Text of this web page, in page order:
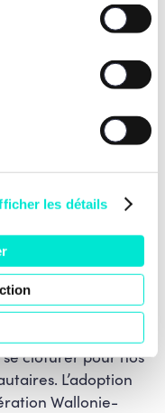
les détails
au
Wallonie-
clôturer pour nos
L’adoption
Wallonie-